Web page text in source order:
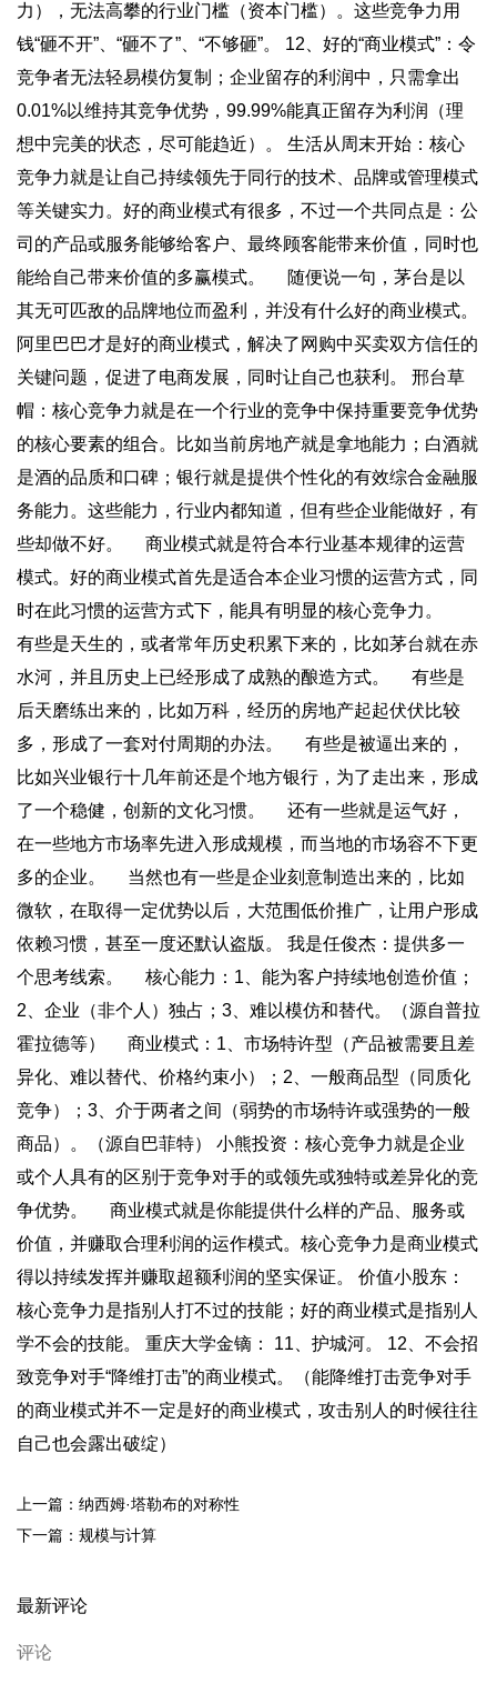
力），无法高攀的行业门槛（资本门槛）。这些竞争力用
钱“砸不开”、“砸不了”、“不够砸”。 12、好的“商业模式”：令
竞争者无法轻易模仿复制；企业留存的利润中，只需拿出
0.01%以维持其竞争优势，99.99%能真正留存为利润（理
想中完美的状态，尽可能趋近）。 生活从周末开始：核心
竞争力就是让自己持续领先于同行的技术、品牌或管理模式
等关键实力。好的商业模式有很多，不过一个共同点是：公
司的产品或服务能够给客户、最终顾客能带来价值，同时也
能给自己带来价值的多赢模式。 随便说一句，茅台是以
其无可匹敌的品牌地位而盈利，并没有什么好的商业模式。
阿里巴巴才是好的商业模式，解决了网购中买卖双方信任的
关键问题，促进了电商发展，同时让自己也获利。 邢台草
帽：核心竞争力就是在一个行业的竞争中保持重要竞争优势
的核心要素的组合。比如当前房地产就是拿地能力；白酒就
是酒的品质和口碑；银行就是提供个性化的有效综合金融服
务能力。这些能力，行业内都知道，但有些企业能做好，有
些却做不好。 商业模式就是符合本行业基本规律的运营
模式。好的商业模式首先是适合本企业习惯的运营方式，同
时在此习惯的运营方式下，能具有明显的核心竞争力。
有些是天生的，或者常年历史积累下来的，比如茅台就在赤
水河，并且历史上已经形成了成熟的酿造方式。 有些是
后天磨练出来的，比如万科，经历的房地产起起伏伏比较
多，形成了一套对付周期的办法。 有些是被逼出来的，
比如兴业银行十几年前还是个地方银行，为了走出来，形成
了一个稳健，创新的文化习惯。 还有一些就是运气好，
在一些地方市场率先进入形成规模，而当地的市场容不下更
多的企业。 当然也有一些是企业刻意制造出来的，比如
微软，在取得一定优势以后，大范围低价推广，让用户形成
依赖习惯，甚至一度还默认盗版。 我是任俊杰：提供多一
个思考线索。 核心能力：1、能为客户持续地创造价值；
2、企业（非个人）独占；3、难以模仿和替代。（源自普拉
霍拉德等） 商业模式：1、市场特许型（产品被需要且差
异化、难以替代、价格约束小）；2、一般商品型（同质化
竞争）；3、介于两者之间（弱势的市场特许或强势的一般
商品）。（源自巴菲特） 小熊投资：核心竞争力就是企业
或个人具有的区别于竞争对手的或领先或独特或差异化的竞
争优势。 商业模式就是你能提供什么样的产品、服务或
价值，并赚取合理利润的运作模式。核心竞争力是商业模式
得以持续发挥并赚取超额利润的坚实保证。 价值小股东：
核心竞争力是指别人打不过的技能；好的商业模式是指别人
学不会的技能。 重庆大学金镝： 11、护城河。 12、不会招
致竞争对手“降维打击”的商业模式。（能降维打击竞争对手
的商业模式并不一定是好的商业模式，攻击别人的时候往往
自己也会露出破绽）
上一篇：纳西姆·塔勒布的对称性
下一篇：规模与计算
最新评论